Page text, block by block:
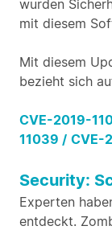
wurden
mit diesem
Mit diesem
bezieht sich
CVE-2019-
11039 / CVE-
Security:
Experten
entdeckt.